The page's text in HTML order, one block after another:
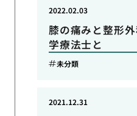
膝の痛みと整形
学療法士と
2022.02.03
未分類
2021.12.31